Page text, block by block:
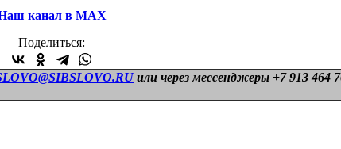
канал в МАХ
Поделиться:
или через мессенджеры +7 913 464